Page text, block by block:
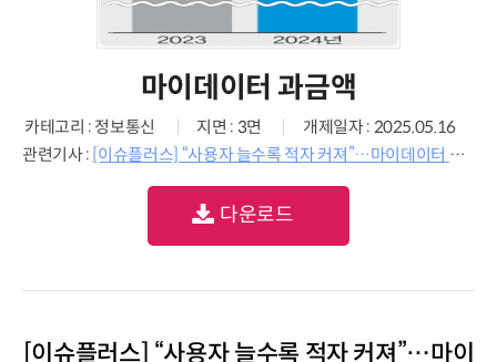
마이데이터 과금액
카테고리 : 정보통신 지면 : 3면
개제일자 : 2025.05.16
관련기사 : [이슈플러스] “사용자 늘수록 적자 커져”…마이데이터 2.0 한계도 존재
다운로드
[이슈플러스] “사용자 늘수록 적자 커져”…마이